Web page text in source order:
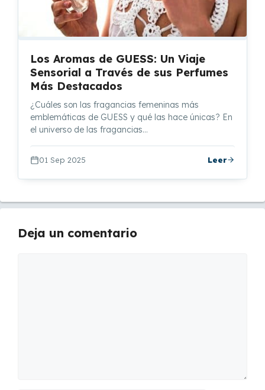
Los Aromas de GUESS: Un Viaje
Sensorial a Través de sus Perfumes
Más Destacados
¿Cuáles son las fragancias femeninas más
emblemáticas de GUESS y qué las hace únicas? En
el universo de las fragancias…
01 Sep 2025 Leer
Deja un comentario